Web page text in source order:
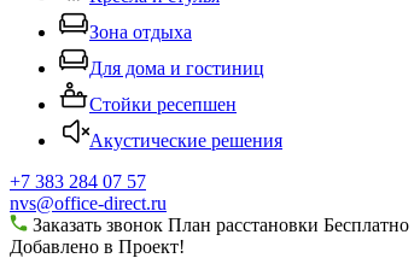
Зона отдыха
Для дома и гостиниц
Стойки ресепшен
Акустические решения
+7 383 284 07 57
nvs@office-direct.ru
Заказать звонок План расстановки Бесплатно
Добавлено в Проект!